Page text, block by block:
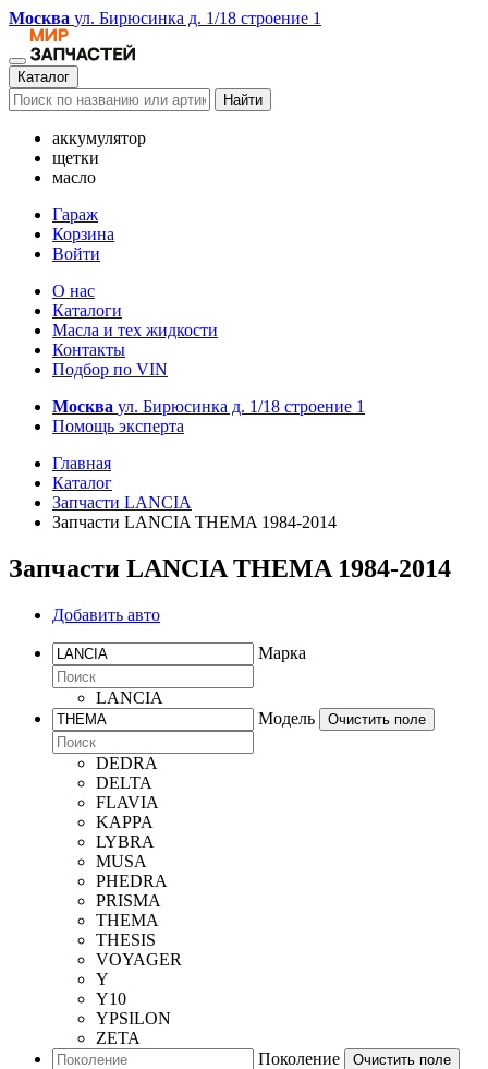
Москва ул. Бирюсинка д. 1/18 строение 1
Каталог
Найти
аккумулятор
щетки
масло
Гараж
Корзина
Войти
О нас
Каталоги
Масла и тех жидкости
Контакты
Подбор по VIN
Москва ул. Бирюсинка д. 1/18 строение 1
Помощь эксперта
Главная
Каталог
Запчасти LANCIA
Запчасти LANCIA THEMA 1984-2014
Запчасти LANCIA THEMA 1984-2014
Добавить авто
Марка
LANCIA
Модель
Очистить поле
DEDRA
DELTA
FLAVIA
KAPPA
LYBRA
MUSA
PHEDRA
PRISMA
THEMA
THESIS
VOYAGER
Y
Y10
YPSILON
ZETA
Поколение
Очистить поле